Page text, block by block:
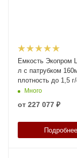
Емкость Экопром
л с патрубком
плотность до 1,5
белая в обрешетке
Много
от 227 077 ₽
Подробнее